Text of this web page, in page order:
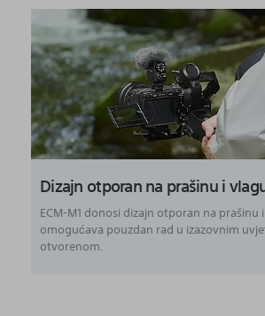
Dizajn otporan na prašinu i
ECM-M1 donosi dizajn otporan na prašinu
omogućava pouzdan rad u izazovnim
otvorenom.